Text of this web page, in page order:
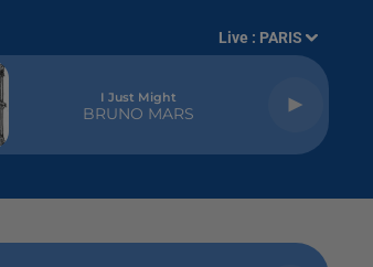
Live : PARIS
I Just Might
BRUNO MARS